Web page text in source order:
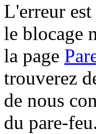
L'erreur
le blocage
la page
trouverez
de nous
du pare-